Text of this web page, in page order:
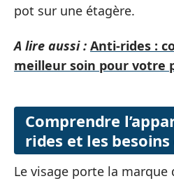
pot sur une étagère.
A lire aussi : Anti-rides :
meilleur soin pour votre
Comprendre
rides et les besoins
Le visage porte la marque